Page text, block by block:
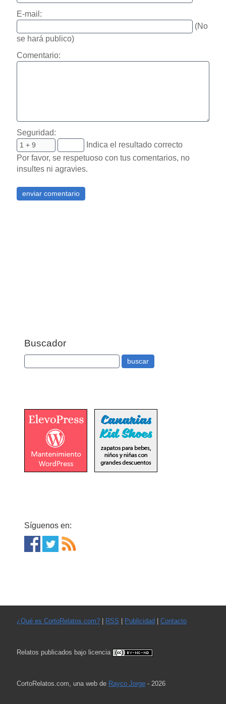
E-mail:
(No
se hará publico)
Comentario:
Seguridad:
Indica el resultado correcto
Por favor, se respetuoso con tus comentarios, no
insultes ni agravies.
Buscador
Síguenos en:
¿Qué es CortoRelatos.com?| RSS | Publicidad| Contacto
Relatos publicados bajo licencia
CortoRelatos.com, una web de Rayco Jorge- 2026